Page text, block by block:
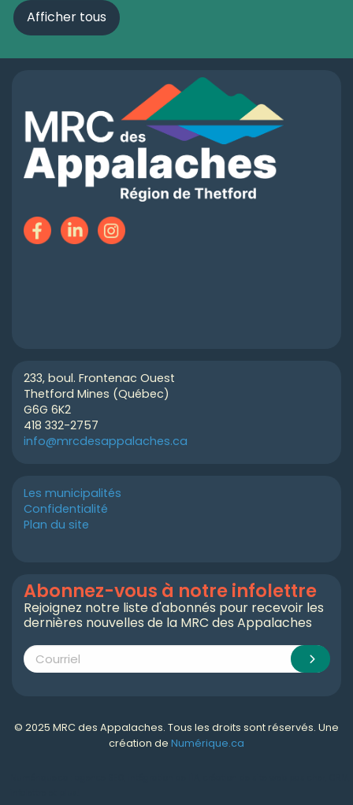
Afficher tous
233, boul. Frontenac Ouest
Thetford Mines (Québec)
G6G 6K2
418 332-2757
info@mrcdesappalaches.ca
Les municipalités
Confidentialité
Plan du site
Abonnez-vous à notre infolettre
Rejoignez notre liste d'abonnés pour recevoir les
dernières nouvelles de la MRC des Appalaches
© 2025 MRC des Appalaches. Tous les droits sont réservés. Une
création de Numérique.ca